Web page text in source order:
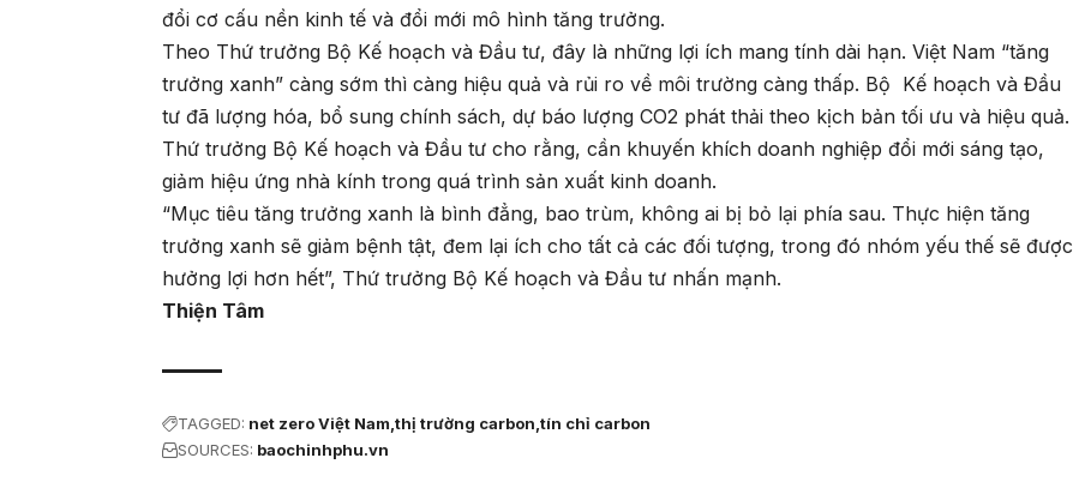
đổi cơ cấu nền kinh tế và đổi mới mô hình tăng trưởng.
Theo Thứ trưởng Bộ Kế hoạch và Đầu tư, đây là những lợi ích mang tính dài hạn. Việt Nam “tăng
trưởng xanh” càng sớm thì càng hiệu quả và rủi ro về môi trường càng thấp. Bộ Kế hoạch và Đầu
tư đã lượng hóa, bổ sung chính sách, dự báo lượng CO2 phát thải theo kịch bản tối ưu và hiệu quả.
Thứ trưởng Bộ Kế hoạch và Đầu tư cho rằng, cần khuyến khích doanh nghiệp đổi mới sáng tạo,
giảm hiệu ứng nhà kính trong quá trình sản xuất kinh doanh.
“Mục tiêu tăng trưởng xanh là bình đẳng, bao trùm, không ai bị bỏ lại phía sau. Thực hiện tăng
trưởng xanh sẽ giảm bệnh tật, đem lại ích cho tất cả các đối tượng, trong đó nhóm yếu thế sẽ được
hưởng lợi hơn hết”, Thứ trưởng Bộ Kế hoạch và Đầu tư nhấn mạnh.
Thiện Tâm
TAGGED: net zero Việt Nam thị trường carbon tín chỉ carbon
SOURCES: baochinhphu.vn